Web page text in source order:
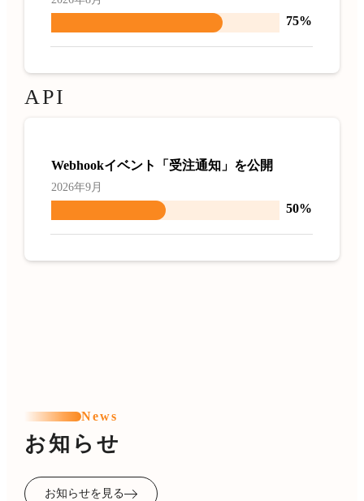
75%
API
Webhookイベント「受注通知」を公開
2026年9月
50%
News
お知らせ
お知らせを見る